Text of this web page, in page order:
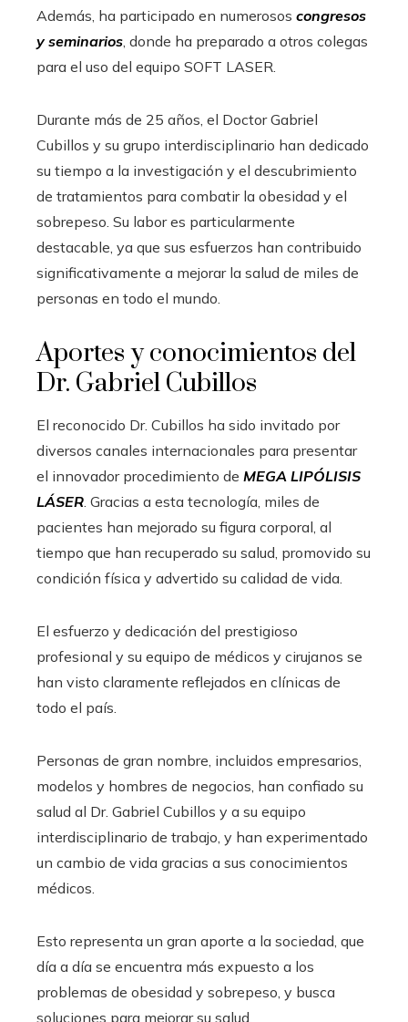
Además, ha participado en numerosos congresos
y seminarios , donde ha preparado a otros colegas
para el uso del equipo SOFT LASER.
Durante más de 25 años, el Doctor Gabriel
Cubillos y su grupo interdisciplinario han dedicado
su tiempo a la investigación y el descubrimiento
de tratamientos para combatir la obesidad y el
sobrepeso. Su labor es particularmente
destacable, ya que sus esfuerzos han contribuido
significativamente a mejorar la salud de miles de
personas en todo el mundo.
Aportes y conocimientos del
Dr. Gabriel Cubillos
El reconocido Dr. Cubillos ha sido invitado por
diversos canales internacionales para presentar
el innovador procedimiento de MEGA LIPÓLISIS
LÁSER . Gracias a esta tecnología, miles de
pacientes han mejorado su figura corporal, al
tiempo que han recuperado su salud, promovido su
condición física y advertido su calidad de vida.
El esfuerzo y dedicación del prestigioso
profesional y su equipo de médicos y cirujanos se
han visto claramente reflejados en clínicas de
todo el país.
Personas de gran nombre, incluidos empresarios,
modelos y hombres de negocios, han confiado su
salud al Dr. Gabriel Cubillos y a su equipo
interdisciplinario de trabajo, y han experimentado
un cambio de vida gracias a sus conocimientos
médicos.
Esto representa un gran aporte a la sociedad, que
día a día se encuentra más expuesto a los
problemas de obesidad y sobrepeso, y busca
soluciones para mejorar su salud.